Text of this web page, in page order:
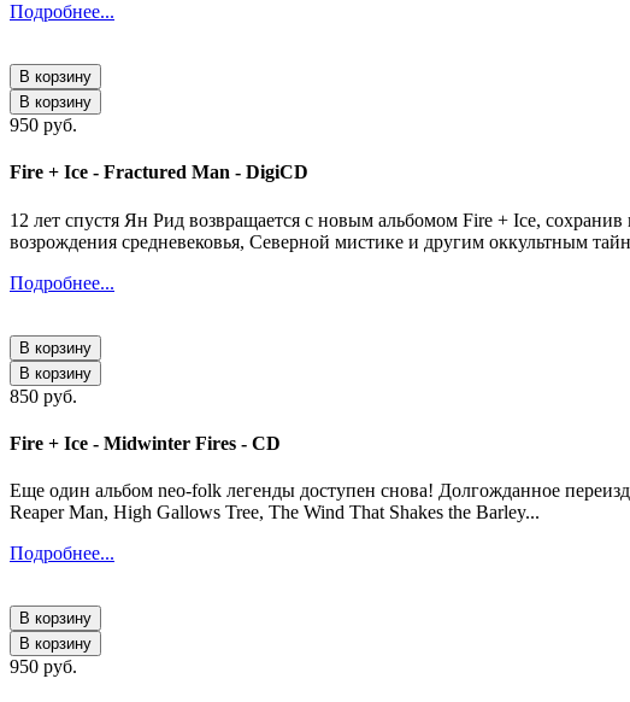
Подробнее...
В корзину
В корзину
950 руб.
Fire + Ice - Fractured Man - DigiCD
12 лет спустя Ян Рид возвращается с новым альбомом Fire + Ice,
возрождения средневековья, Северной мистике и другим оккультным
Подробнее...
В корзину
В корзину
850 руб.
Fire + Ice - Midwinter Fires - CD
Еще один альбом neo-folk легенды доступен снова! Долгожданное
Reaper Man, High Gallows Tree, The Wind That Shakes the Barley...
Подробнее...
В корзину
В корзину
950 руб.